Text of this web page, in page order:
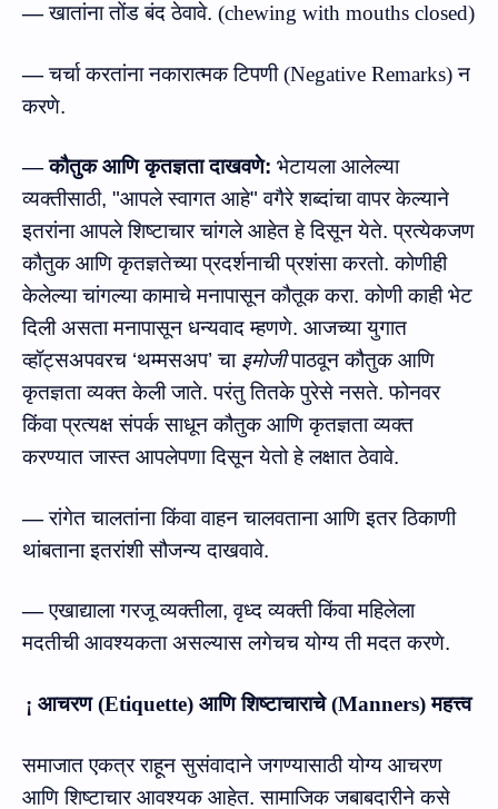
— खातांना तोंड बंद ठेवावे. (chewing with mouths closed)
—चर्चा करतांना नकारात्‍मक टिपणी(Negative Remarks)न
करणे.
— कौतुक आणि कृतज्ञता दाखवणे: भेटायला आलेल्‍या
व्‍यक्‍तीसाठी, "आपले स्वागत आहे"वगैरे शब्दांचा वापर केल्याने
इतरांना आपले शिष्टाचार चांगले आहेत हे दिसून येते.प्रत्येकजण
कौतुक आणि कृतज्ञतेच्या प्रदर्शनाची प्रशंसा करतो.कोणीही
केलेल्‍या चांगल्‍या कामाचे मनापासून कौतूक करा. कोणी काही भेट
दिली असता मनापासून धन्‍यवाद म्‍हणणे. आजच्‍या युगात
व्‍हॉट्‍सअपवरच ‘थम्‍मसअप’ चा इमोजीपाठवून कौतुक आणि
कृतज्ञता व्‍यक्‍त केली जाते. परंतु तितके पुरेसे नसते. फोनवर
किंवा प्रत्‍यक्ष संपर्क साधून कौतुक आणि कृतज्ञता व्‍यक्‍त
करण्‍यात जास्‍त आपलेपणा दिसून येतो हे लक्षात ठेवावे.
—रांगेत चालतांना किंवा वाहन चालवताना आणि इतर ठिकाणी
थांबताना इतरांशी सौजन्य दाखवावे.
—एखाद्याला गरजू व्‍यक्‍तीला, वृध्‍द व्‍यक्‍ती किंवा महिलेला
मदतीची आवश्‍यकता असल्‍यास लगेचच योग्‍य ती मदत करणे.
¡ आचरण(Etiquette) आणिशिष्टाचाराचे(Manners)महत्त्व
समाजात एकत्र राहून सुसंवादाने जगण्यासाठी योग्य आचरण
आणि शिष्टाचार आवश्यक आहेत. सामाजिक जबाबदारीने कसे